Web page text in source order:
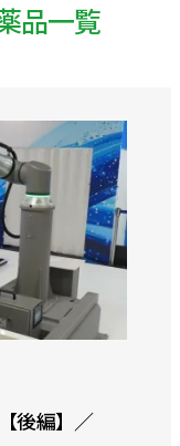
品一覧
後編】／